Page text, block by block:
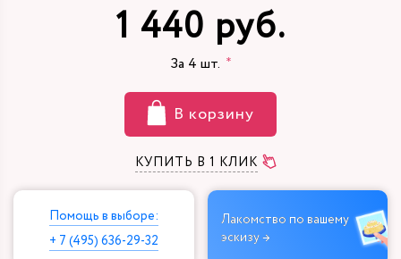
1 440 руб.
За 4 шт.
В корзину
КУПИТЬ В 1 КЛИК
Помощь в выборе:
+ 7 (495) 636-29-32
Лакомство по вашему
эскизу →